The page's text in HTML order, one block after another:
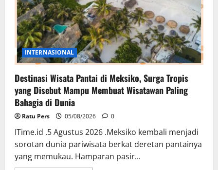
INTERNASIONAL
Destinasi Wisata Pantai di Meksiko, Surga Tropis
yang Disebut Mampu Membuat Wisatawan Paling
Bahagia di Dunia
Ratu Pers 05/08/2026 0
ITime.id .5 Agustus 2026 .Meksiko kembali menjadi
sorotan dunia pariwisata berkat deretan pantainya
yang memukau. Hamparan pasir...